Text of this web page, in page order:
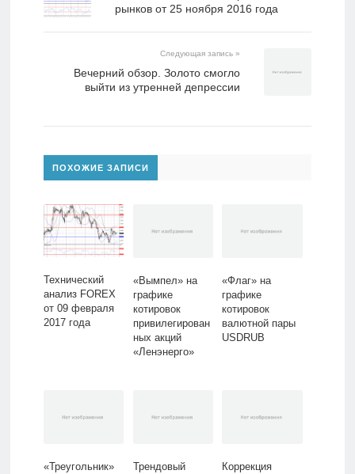
рынков от 25 ноября 2016 года
Следующая запись »
Вечерний обзор. Золото смогло
выйти из утренней депрессии
ПОХОЖИЕ ЗАПИСИ
Технический
анализ FOREX
от 09 февраля
2017 года
«Вымпел» на
графике
котировок
привилегирован
ных акций
«Ленэнерго»
«Флаг» на
графике
котировок
валютной пары
USDRUB
«Треугольник»
Трендовый
Коррекция